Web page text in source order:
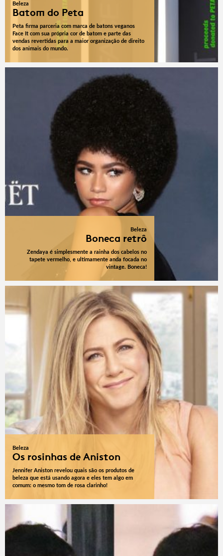
Beleza
Batom do Peta
Peta firma parceria com marca de batons veganos
Face It com sua própria cor de batom e parte das
vendas revertidas para a maior organização de direito
dos animais do mundo.
Beleza
Boneca retrô
Zendaya é simplesmente a rainha dos cabelos no
tapete vermelho, e ultimamente anda focada no
vintage. Boneca!
Beleza
Os rosinhas de Aniston
Jennifer Aniston revelou quais são os produtos de
beleza que está usando agora e eles tem algo em
comum: o mesmo tom de rosa clarinho!